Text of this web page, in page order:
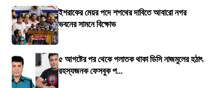
ইশরাকের মেয়র পদে শপথের দাবিতে আবারো নগর
ভবনের সামনে বিক্ষোভ
৫ আগষ্টের পর থেকে পলাতক থাকা ডিসি নাজমুলের হঠাৎ
রহস্যজনক ফেসবুক প...